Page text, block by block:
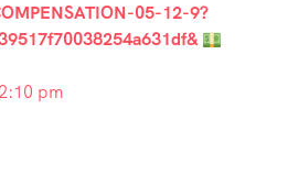
05-12-9?
pm